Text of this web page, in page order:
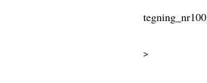
tegning_nr100
>